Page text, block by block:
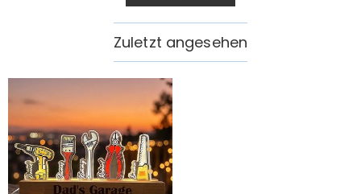
Zuletzt angesehen